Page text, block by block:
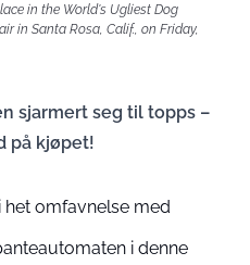
in the World's Ugliest Dog
in Santa Rosa, Calif., on Friday,
sjarmert seg til topps –
på kjøpet!
het omfavnelse med
i denne